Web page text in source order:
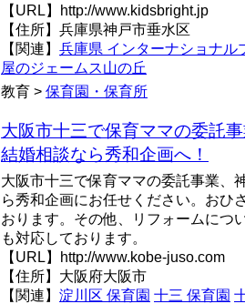
【URL】http://www.kidsbright.jp
【住所】兵庫県神戸市垂水区
【関連】 兵庫県 インターナショナル
屋のジェームス山の丘
教育 > 保育園・保育所
大阪市十三で保育ママの委託
結婚相談なら秀和企画へ！
大阪市十三で保育ママの委託事業、
ら秀和企画にお任せください。おひ
おります。その他、リフォームにつ
も対応しております。
【URL】http://www.kobe-juso.com
【住所】大阪府大阪市
【関連】 淀川区 保育園 十三 保育園